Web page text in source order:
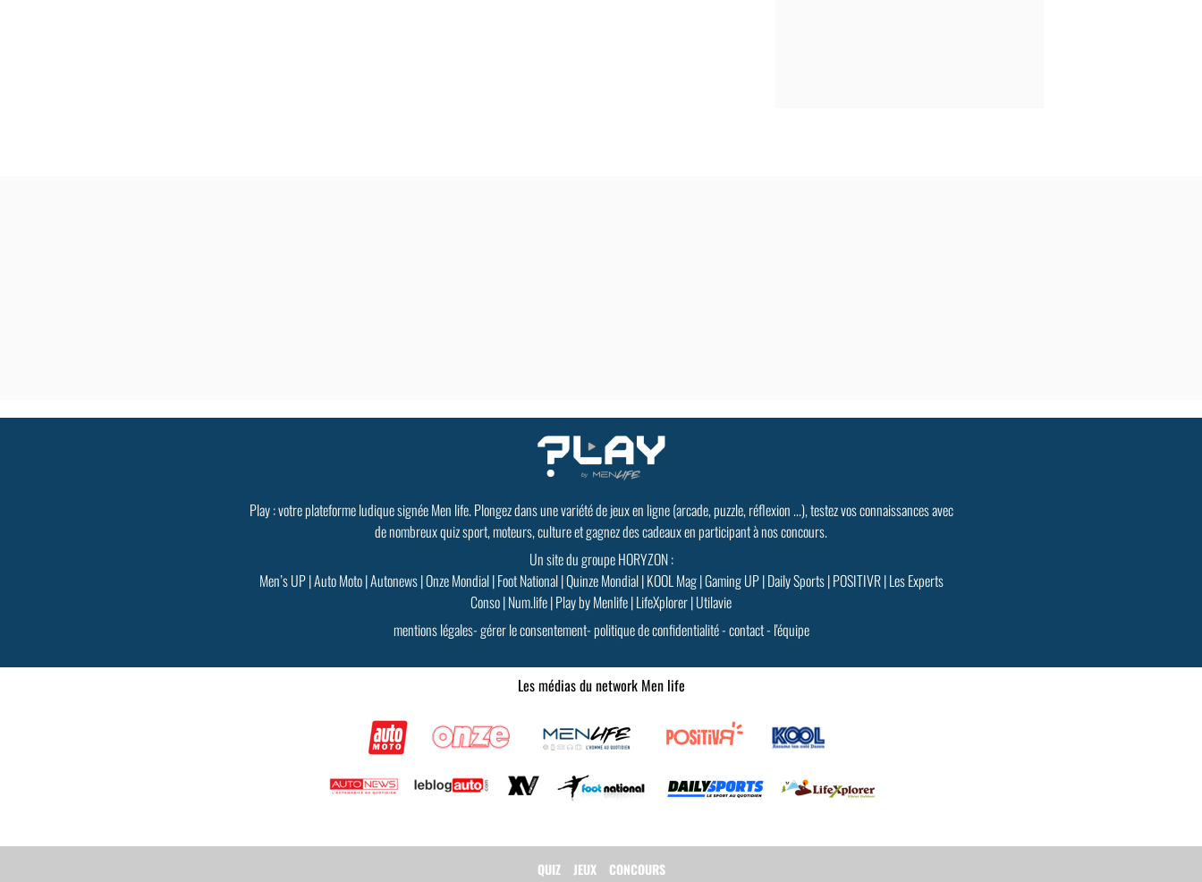
Play : votre plateforme ludique signée Men life. Plongez dans une variété de jeux en ligne (arcade, puzzle, réflexion ...), testez vos connaissances avec
de nombreux quiz sport, moteurs, culture et gagnez des cadeaux en participant à nos concours.
Un site du groupe HORYZON :
Men’s UP|Auto Moto|Autonews|Onze Mondial|Foot National|Quinze Mondial|KOOL Mag|Gaming UP|Daily Sports|POSITIVR|Les Experts
Conso|Num.life|Play by Menlife|LifeXplorer|Utilavie
mentions légales-gérer le consentement-politique de confidentialité-contact- l'équipe
Les médias du network Men life
QUIZ JEUX CONCOURS